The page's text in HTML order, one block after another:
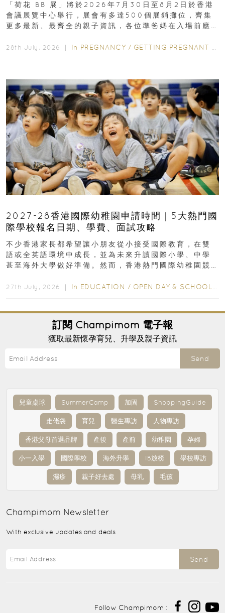
「荷花 BB 展」將於2026年7月30日至8月2日於香港
會議展覽中心舉行，展會有多達500個展銷攤位，齊集
更多最新、最齊全的親子資訊，各位準爸媽在入場前應
28th July, 2026 ｜ In PREGNANCY / GETTING PREGNANT
2027-28香港國際幼稚園申請時間｜5大熱門國
際學校報名日期、學費、面試攻略
不少香港家長都希望讓小朋友從小接受國際教育，在雙
語或全英語環境中成長，並為未來升讀國際小學、中學
甚至海外大學做好準備。然而，香港熱門國際幼稚園競
27th July, 2026 ｜ In EDUCATION / OPEN DAY & SCHOOL EVENTS
訂閱 Champimom 電子報
獲取最新懷孕育兒、升學及親子資訊
Send
兒童桌球 SummerCamp 加固 ShoppingGuide
走佬袋 育兒 醫生專訪 人物專訪
香港父母首選品牌 產後 產前 幼稚園 孕婦
小一入學 國際學校 海外升學 IB放榜 學校專訪
濕疹 親子好去處 母乳 毛孩
Champimom Newsletter
With exclusive updates and deals
Send
Follow Champimom :